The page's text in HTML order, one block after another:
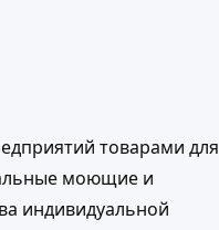
товарами для
моющие и
индивидуальной